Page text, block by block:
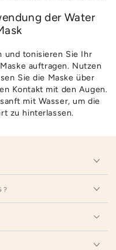
der Water
und tonisieren Sie Ihr
auftragen. Nutzen
Sie die Maske über
Kontakt mit den Augen.
mit Wasser, um die
zu hinterlassen.